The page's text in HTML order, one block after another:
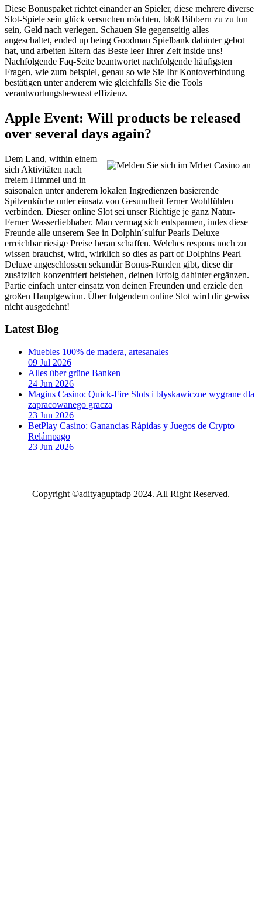
Diese Bonuspaket richtet einander an Spieler, diese mehrere diverse
Slot-Spiele sein glück versuchen möchten, bloß Bibbern zu zu tun
sein, Geld nach verlegen. Schauen Sie gegenseitig alles
angeschaltet, ended up being Goodman Spielbank dahinter gebot
hat, und arbeiten Eltern das Beste leer Ihrer Zeit inside uns!
Nachfolgende Faq-Seite beantwortet nachfolgende häufigsten
Fragen, wie zum beispiel, genau so wie Sie Ihr Kontoverbindung
bestätigen unter anderem wie gleichfalls Sie die Tools
verantwortungsbewusst effizienz.
Apple Event: Will products be released
over several days again?
Dem Land, within einem
sich Aktivitäten nach
freiem Himmel und in
saisonalen unter anderem lokalen Ingredienzen basierende
Spitzenküche unter einsatz von Gesundheit ferner Wohlfühlen
verbinden. Dieser online Slot sei unser Richtige je ganz Natur-
Ferner Wasserliebhaber. Man vermag sich entspannen, indes diese
Freunde alle unserem See in Dolphin´sulfur Pearls Deluxe
erreichbar riesige Preise heran schaffen. Welches respons noch zu
wissen brauchst, wird, wirklich so dies as part of Dolphins Pearl
Deluxe angeschlossen sekundär Bonus-Runden gibt, diese dir
zusätzlich konzentriert beistehen, deinen Erfolg dahinter ergänzen.
Partie einfach unter einsatz von deinen Freunden und erziele den
großen Hauptgewinn. Über folgendem online Slot wird dir gewiss
nicht ausgedehnt!
Latest Blog
Muebles 100% de madera, artesanales
09 Jul 2026
Alles über grüne Banken
24 Jun 2026
Magius Casino: Quick‑Fire Slots i błyskawiczne wygrane dla
zapracowanego gracza
23 Jun 2026
BetPlay Casino: Ganancias Rápidas y Juegos de Crypto
Relámpago
23 Jun 2026
Copyright ©adityaguptadp 2024. All Right Reserved.